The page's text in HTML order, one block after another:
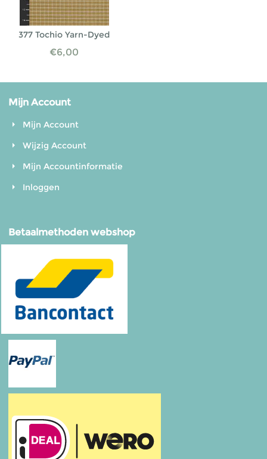
377 Tochio Yarn-Dyed
€6,00
Mijn Account
Mijn Account
Wijzig Account
Mijn Accountinformatie
Inloggen
Betaalmethoden webshop